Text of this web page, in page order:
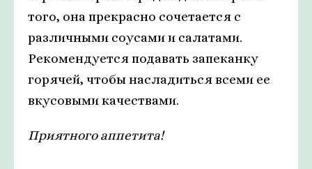
того, она прекрасно сочетается с
различными соусами и салатами.
Рекомендуется подавать запеканку
горячей, чтобы насладиться всеми ее
вкусовыми качествами.
Приятного аппетита!